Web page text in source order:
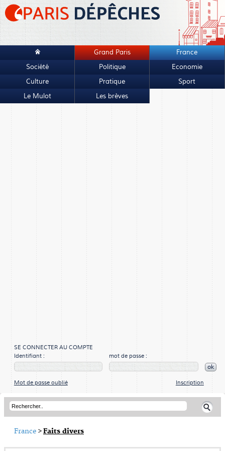
Grand Paris
France
Société
Politique
Economie
Culture
Pratique
Sport
Le Mulot
Les brèves
SE CONNECTER AU COMPTE
Identifiant :
mot de passe :
ok
Mot de passe oublié Inscription
France >Faits divers